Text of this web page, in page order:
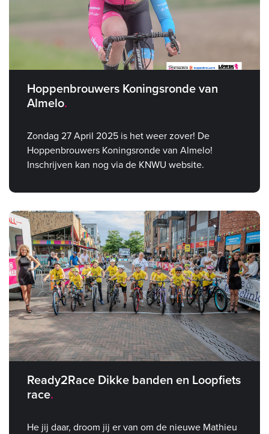
Hoppenbrouwers Koningsronde van
Almelo
Zondag 27 April 2025 is het weer zover! De
Hoppenbrouwers Koningsronde van Almelo!
Inschrijven kan nog via de KNWU website.
Ready2Race Dikke banden en Loopfiets
race
He jij daar, droom jij er van om de nieuwe Mathieu